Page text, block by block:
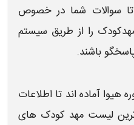
سوالات شما در خصوص
را از طریق سیستم
باشند.
آماده اند تا اطلاعات
لیست مهد کودک های